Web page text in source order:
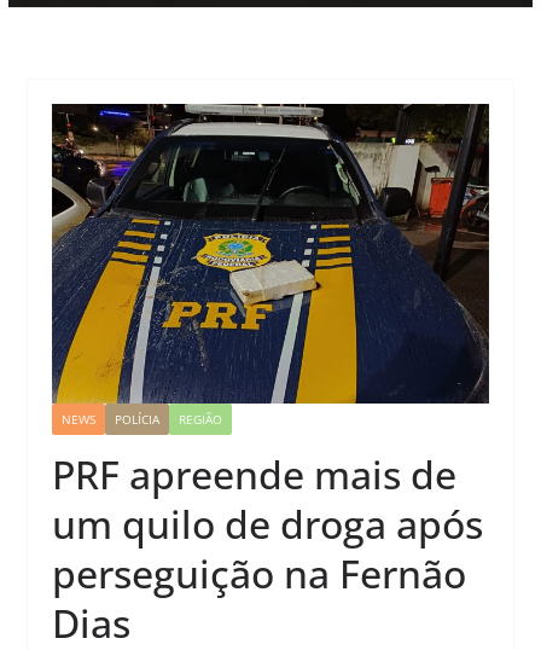
NEWS POLÍCIA REGIÃO
PRF apreende mais de
um quilo de droga após
perseguição na Fernão
Dias